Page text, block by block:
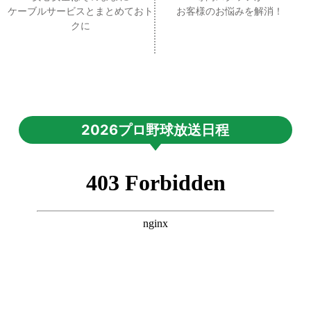
ケーブルサービスとまとめておト
クに
お客様のお悩みを解消！
2026プロ野球放送日程